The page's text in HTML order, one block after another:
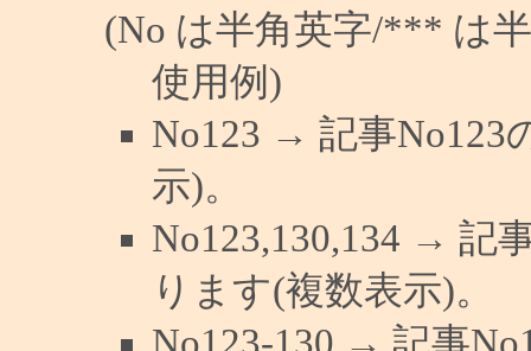
(No は半角英字/*** は
使用例)
No123 → 記事No123
示)。
No123,130,134 → 記
ります(複数表示)。